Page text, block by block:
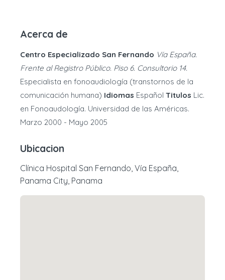
Acerca de
Centro Especializado San Fernando Vía España.
Frente al Registro Público. Piso 6. Consultorio 14.
Especialista en fonoaudiología (transtornos de la
comunicación humana) Idiomas Español Titulos Lic.
en Fonoaudología. Universidad de las Américas.
Marzo 2000 - Mayo 2005
Ubicacion
Clínica Hospital San Fernando, Vía España,
Panama City, Panama